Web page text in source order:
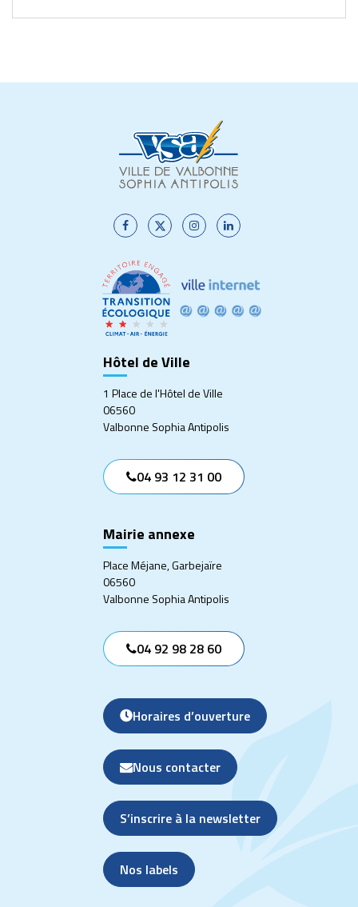
Lien
le
compte
Facebook
Lien
compte
Twitter
Lien
compte
Instagram
Lien
compte
Linkedin
Hôtel de Ville
1 Place de l'Hôtel de Ville
06560
Valbonne Sophia Antipolis
04 93 12 31 00
Mairie annexe
Place Méjane, Garbejaïre
06560
Valbonne Sophia Antipolis
04 92 98 28 60
Horaires d’ouverture
Nous contacter
S’inscrire à la newsletter
Nos labels